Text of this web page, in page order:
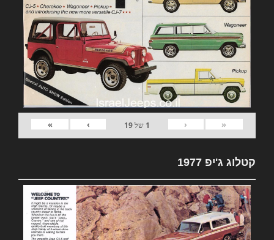
«
‹
1 של19
›
»
קטלוג ג'יפ 1977